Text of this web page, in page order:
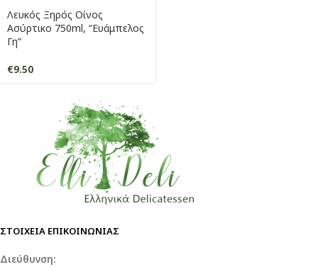
Λευκός Ξηρός Οίνος
Ασύρτικο 750ml, “Ευάμπελος
Γη”
€9.50
ΣΤΟΙΧΕΙΑ ΕΠΙΚΟΙΝΩΝΙΑΣ
Διεύθυνση: